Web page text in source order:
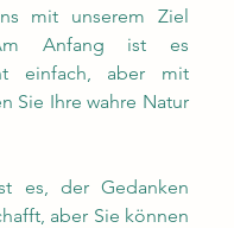
mit unserem Ziel
Anfang ist es
einfach, aber mit
Sie Ihre wahre Natur
es, der Gedanken
aber Sie können